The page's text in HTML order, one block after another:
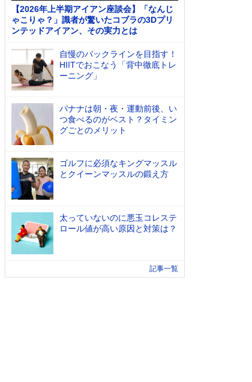
【2026年上半期アイアン座談会】「なんじ
ゃこりゃ？」識者が驚いたコブラの3Dプリ
ンテッドアイアン、その実力とは
自慢のバックラインを目指す！
HIITでおこなう「背中徹底トレ
ーニング」
バナナは朝・夜・運動前後、い
つ食べるのがベスト？タイミン
グごとのメリット
ゴルフに必須なキングマッスル
とクイーンマッスルの鍛え方
太っていないのに悪玉コレステ
ロール値が高い原因と対策は？
記事一覧